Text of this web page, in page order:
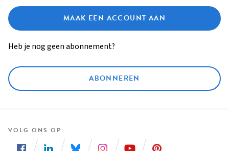
MAAK EEN ACCOUNT AAN
Heb je nog geen abonnement?
ABONNEREN
VOLG ONS OP